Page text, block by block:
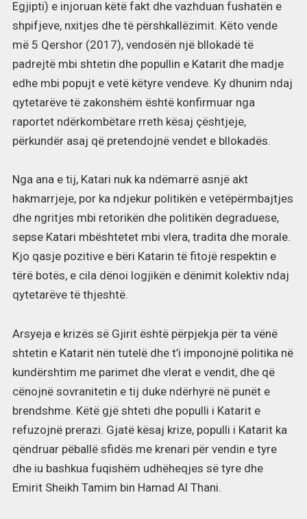
Egjipti) e injoruan këtë fakt dhe vazhduan fushatën e
shpifjeve, nxitjes dhe të përshkallëzimit. Këto vende
më 5 Qershor (2017), vendosën një bllokadë të
padrejtë mbi shtetin dhe popullin e Katarit dhe madje
edhe mbi popujt e vetë këtyre vendeve. Ky dhunim ndaj
qytetarëve të zakonshëm është konfirmuar nga
raportet ndërkombëtare rreth kësaj çështjeje,
përkundër asaj që pretendojnë vendet e bllokadës.
Nga ana e tij, Katari nuk ka ndëmarrë asnjë akt
hakmarrjeje, por ka ndjekur politikën e vetëpërmbajtjes
dhe ngritjes mbi retorikën dhe politikën degraduese,
sepse Katari mbështetet mbi vlera, tradita dhe morale.
Kjo qasje pozitive e bëri Katarin të fitojë respektin e
tërë botës, e cila dënoi logjikën e dënimit kolektiv ndaj
qytetarëve të thjeshtë.
Arsyeja e krizës së Gjirit është përpjekja për ta vënë
shtetin e Katarit nën tutelë dhe t’i imponojnë politika në
kundërshtim me parimet dhe vlerat e vendit, dhe që
cënojnë sovranitetin e tij duke ndërhyrë në punët e
brendshme. Këtë gjë shteti dhe populli i Katarit e
refuzojnë prerazi. Gjatë kësaj krize, populli i Katarit ka
qëndruar pëballë sfidës me krenari për vendin e tyre
dhe iu bashkua fuqishëm udhëheqjes së tyre dhe
Emirit Sheikh Tamim bin Hamad Al Thani.